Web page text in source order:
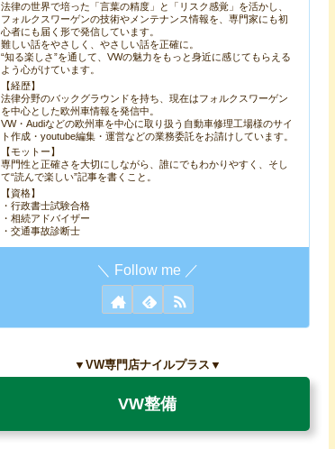
法律の世界で培った「言葉の精度」と「リスク感覚」を活かし、
フォルクスワーゲンの技術やメンテナンス情報を、専門家にも初
心者にも届く形で発信しています。
難しい話をやさしく、やさしい話を正確に。
“知る楽しさ”を通して、VWの魅力をもっと身近に感じてもらえる
よう心がけています。
【経歴】
法律分野のバックグラウンドを持ち、現在はフォルクスワーゲン
を中心とした欧州車情報を発信中。
VW・Audiなどの欧州車を中心に取り扱う自動車修理工場様のサイ
ト作成・youtube編集・運営などの業務委託をお請けしています。
【モットー】
専門性と正確さを大切にしながら、誰にでもわかりやすく、そし
て“読んで楽しい”記事を書くこと。
【資格】
・行政書士試験合格
・相続アドバイザー
・交通事故診断士
▼VW専門店ナイルプラス▼
VW整備